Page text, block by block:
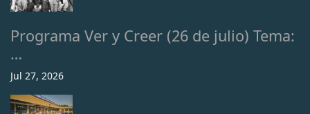
Programa Ver y Creer (26 de julio) Tema:
…
Jul 27, 2026